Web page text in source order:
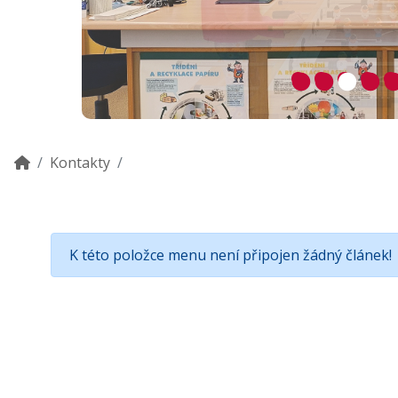
Kontakty
K této položce menu není připojen žádný článek!